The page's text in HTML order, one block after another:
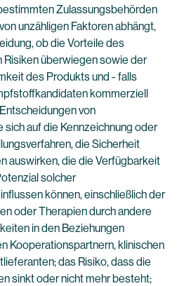
Zulassungsbehörden
unzähligen Faktoren abhängt,
ob die Vorteile des
überwiegen sowie der
des Produkts und - falls
kommerziell
von
auf die Kennzeichnung oder
die Sicherheit
auswirken, die die Verfügbarkeit
solcher
können, einschließlich der
oder Therapien durch andere
in den Beziehungen
Kooperationspartnern, klinischen
das Risiko, dass die
sinkt oder nicht mehr besteht;